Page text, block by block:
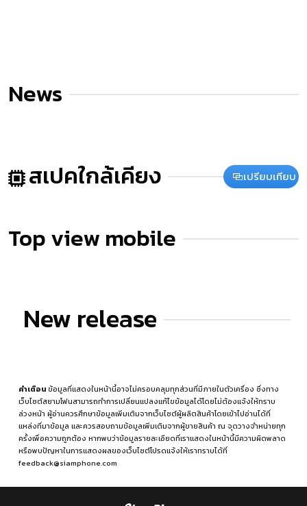
News
สเปคใกล้เคียง เปรียบเทียบ
Top view mobile
New release
คำเตือนข้อมูลที่แสดงในหน้านี้อาจไม่ครอบคลุมทุกส่วนที่มีภายในตัวเครื่อง ซึ่งทาง
เว็บไซต์สยามโฟนสามารถทำการเปลี่ยนแปลงแก้ไขข้อมูลได้โดยไม่ต้องแจ้งให้ทราบ
ล่วงหน้า ผู้อ่านควรศึกษาข้อมูลเพิ่มเติมจากเว็บไซต์ผู้ผลิตสินค้าโดยเข้าไปอ่านได้ที่
แหล่งที่มาข้อมูล และควรสอบถามข้อมูลเพิ่มเติมจากผู้ขายสินค้า ณ จุดวางจำหน่ายทุก
ครั้งเพื่อความถูกต้อง หากพบว่าข้อมูลรายละเอียดที่เราแสดงในหน้านี้มีความผิดพลาด
หรือพบปัญหาในการแสดงผลของเว็บไซต์โปรดแจ้งให้เราทราบได้ที่
feedback@siamphone.com